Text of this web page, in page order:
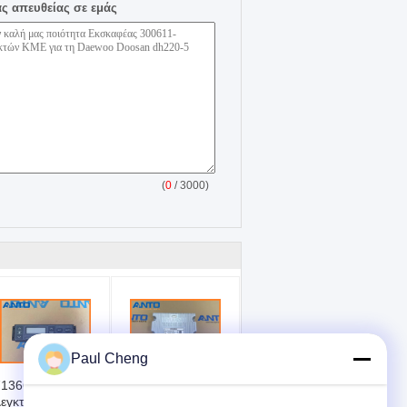
απευθείας σε εμάς
(0 / 3000)
Ελεγκτής
Εξόρυξης
21Q6-32180
Paul Cheng